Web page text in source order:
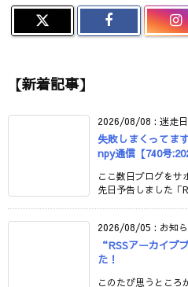
【新着記事】
2026/08/08 : 迷走
失敗しまくってま
npy通信【740号
ここ数日ブログをサ
先日予告しました「
2026/08/05 : お知
“RSSアーカイブ
た！
このたび思うところ